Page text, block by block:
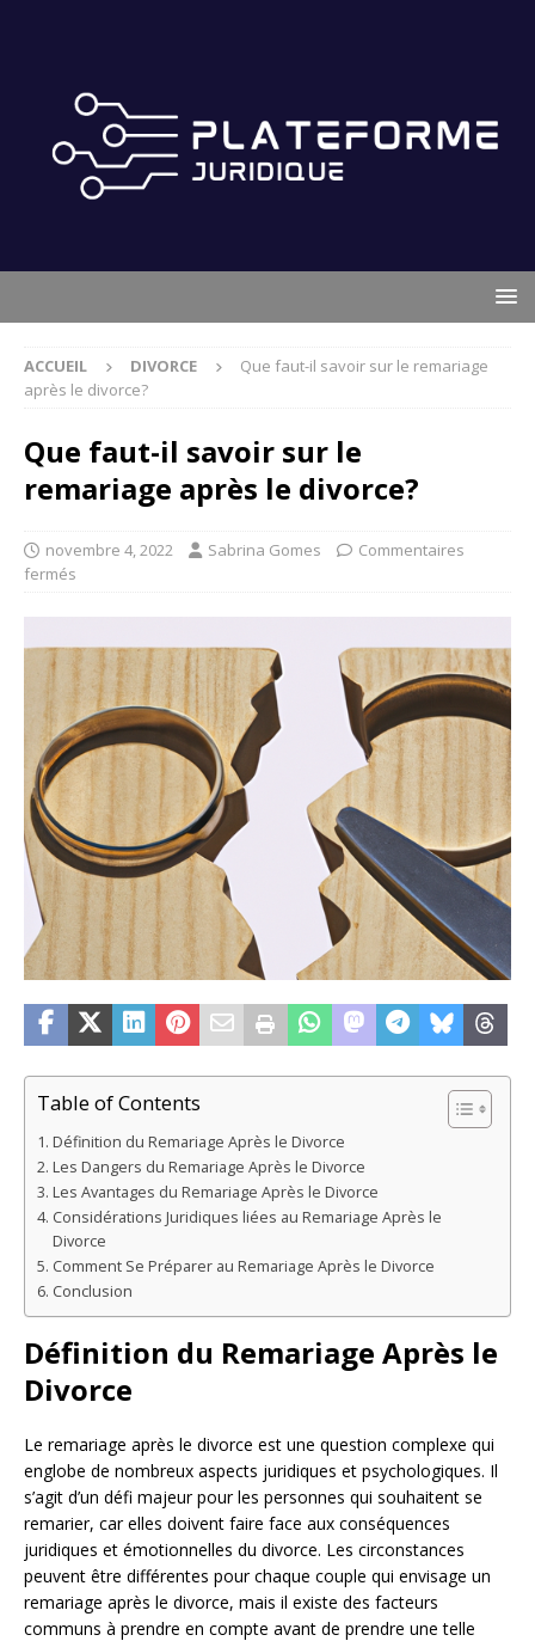
ACCUEIL DIVORCE
Que faut-il savoir sur le remariage
après le divorce?
Que faut-il savoir sur le
remariage après le divorce?
novembre 4, 2022 Sabrina Gomes
Commentaires
fermés
Table of Contents
Définition du Remariage Après le Divorce
Les Dangers du Remariage Après le Divorce
Les Avantages du Remariage Après le Divorce
Considérations Juridiques liées au Remariage Après le
Divorce
Comment Se Préparer au Remariage Après le Divorce
Conclusion
Définition du Remariage Après le
Divorce
Le remariage après le divorce est une question complexe qui
englobe de nombreux aspects juridiques et psychologiques. Il
s’agit d’un défi majeur pour les personnes qui souhaitent se
remarier, car elles doivent faire face aux conséquences
juridiques et émotionnelles du divorce. Les circonstances
peuvent être différentes pour chaque couple qui envisage un
remariage après le divorce, mais il existe des facteurs
communs à prendre en compte avant de prendre une telle